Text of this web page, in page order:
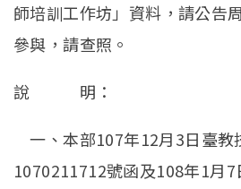
師培訓工作坊」資料，請公告
參與，請查照。
說 明：
一、本部107年12月3日臺教
1070211712號函及108年1月